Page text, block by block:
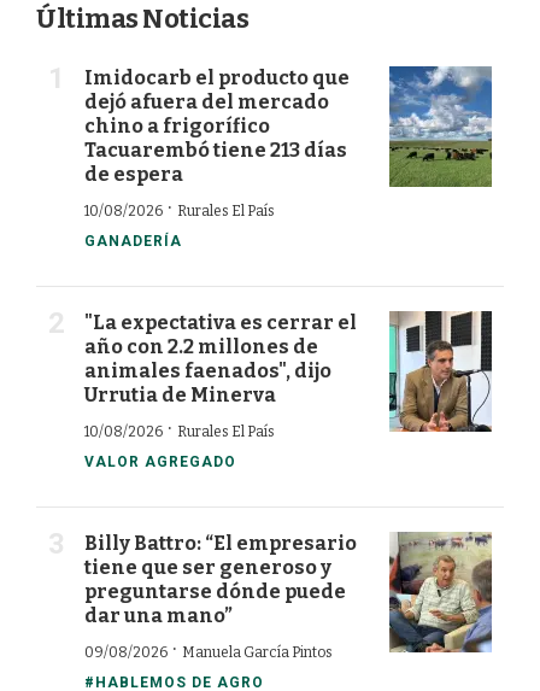
Últimas Noticias
Imidocarb el producto que
dejó afuera del mercado
chino a frigorífico
Tacuarembó tiene 213 días
de espera
10/08/2026 · Rurales El País
GANADERÍA
"La expectativa es cerrar el
año con 2.2 millones de
animales faenados", dijo
Urrutia de Minerva
10/08/2026 · Rurales El País
VALOR AGREGADO
Billy Battro: “El empresario
tiene que ser generoso y
preguntarse dónde puede
dar una mano”
09/08/2026 · Manuela García Pintos
#HABLEMOS DE AGRO